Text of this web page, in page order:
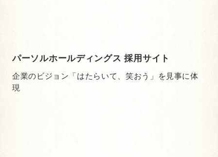
パーソルホールディングス 採用サイト
企業のビジョン「はたらいて、笑おう」を見事に体
現